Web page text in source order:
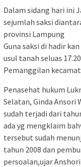
Dalam sidang hari ini
sejumlah saksi
provinsi Lampung
Guna saksi di hadir
usul tanah seluas
Pemanggilan
Penasehat hukum
Selatan, Ginda Ansori
sudah terjadi dari
ada yg mengklaim
tersebut sudah
tahun 2008 dan
persoalan,ujar Anshori